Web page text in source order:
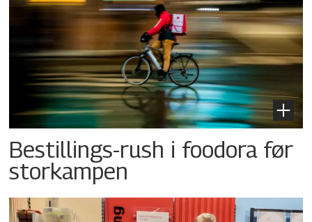
Bestillings-rush i foodora før
storkampen